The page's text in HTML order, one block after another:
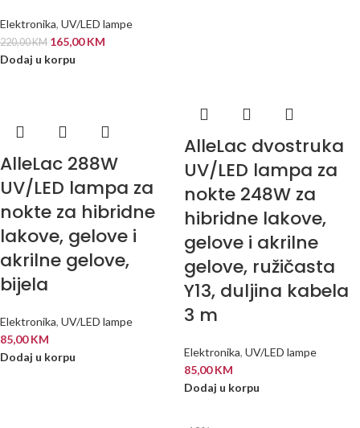
Elektronika, UV/LED lampe
220,00KM 165,00KM
Dodaj u korpu
AlleLac 288W
UV/LED lampa za
nokte za hibridne
lakove, gelove i
akrilne gelove,
bijela
Elektronika, UV/LED lampe
85,00KM
Dodaj u korpu
AlleLac dvostruka
UV/LED lampa za
nokte 248W za
hibridne lakove,
gelove i akrilne
gelove, ružičasta
Y13, duljina kabela
3 m
Elektronika, UV/LED lampe
85,00KM
Dodaj u korpu